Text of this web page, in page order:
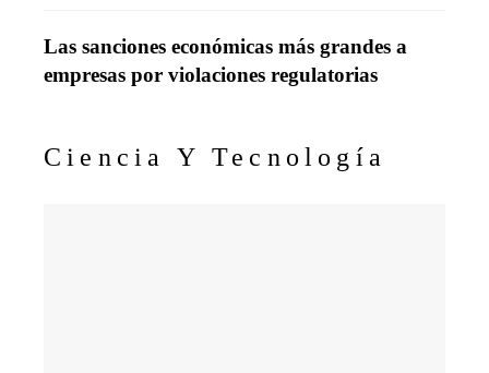
Las sanciones económicas más grandes a
empresas por violaciones regulatorias
Ciencia Y Tecnología